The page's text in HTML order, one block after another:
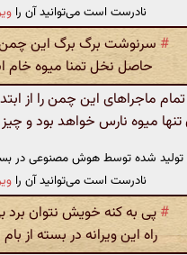
نادرست است می‌توانید آن را
# سرنوشت برگ برگ این چمن
حاصل نخل تمنا میوه
ماجراهای این چمن را از
تنها میوه نارس خواهد بود و
تولید شده توسط هوش مصنوعی در
نادرست است می‌توانید آن را
# پی به کنه خویش نتوان
راه این ویرانه در بسته از